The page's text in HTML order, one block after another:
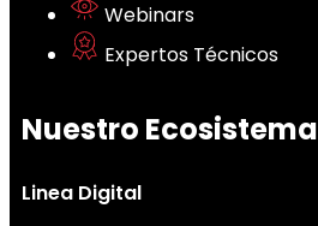
Webinars
Expertos Técnicos
Nuestro Ecosistema
Linea Digital